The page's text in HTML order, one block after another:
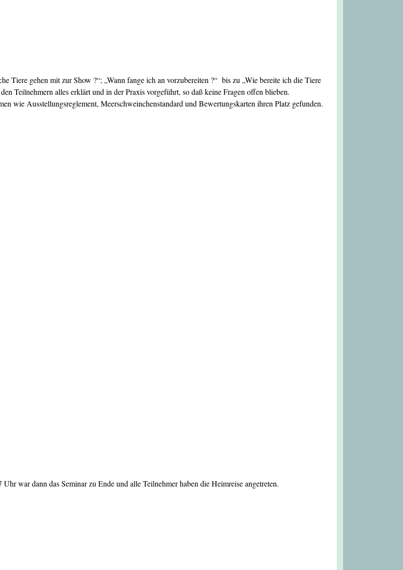
Tiere gehen mit zur Show ?“; „Wann fange ich an vorzubereiten ?“ bis zu „Wie bereite ich die Tiere
Teilnehmern alles erklärt und in der Praxis vorgeführt, so daß keine Fragen offen blieben.
wie Ausstellungsreglement, Meerschweinchenstandard und Bewertungskarten ihren Platz gefunden.
Uhr war dann das Seminar zu Ende und alle Teilnehmer haben die Heimreise angetreten.